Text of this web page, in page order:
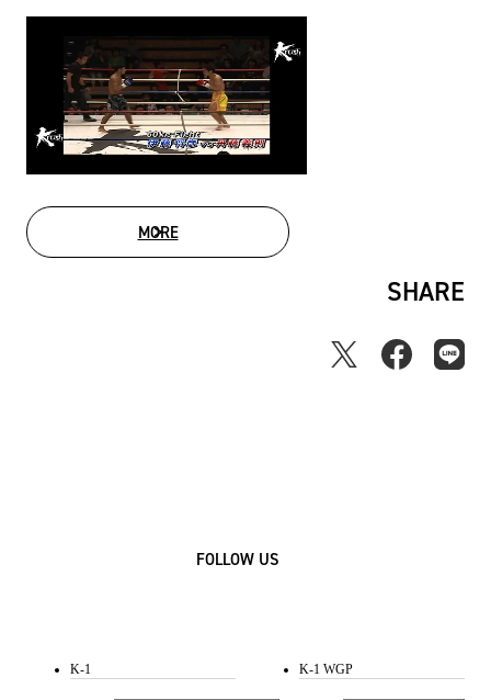
MOREMOVIE LIST
SHARE
FOLLOW US
K-1 K-1 WGP